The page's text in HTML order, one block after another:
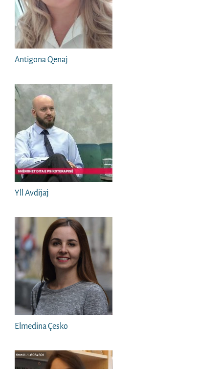
Antigona Qenaj
Yll Avdijaj
Elmedina Çesko